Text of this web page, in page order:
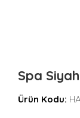
Spa
Ürün Kodu: